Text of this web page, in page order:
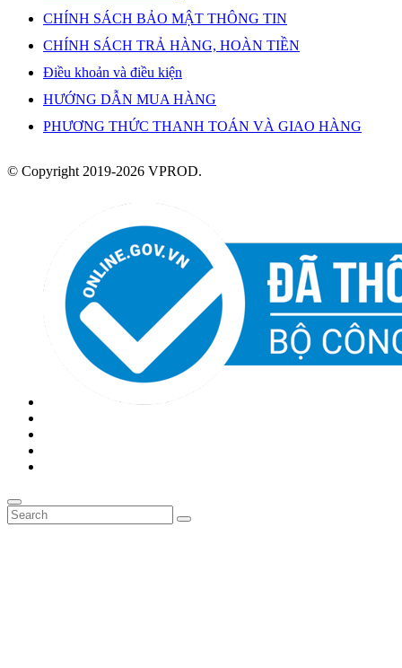
CHÍNH SÁCH BẢO MẬT THÔNG TIN
CHÍNH SÁCH TRẢ HÀNG, HOÀN TIỀN
Điều khoản và điều kiện
HƯỚNG DẪN MUA HÀNG
PHƯƠNG THỨC THANH TOÁN VÀ GIAO HÀNG
© Copyright 2019-2026 VPROD.